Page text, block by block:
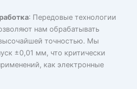
: Передовые технологии
нам обрабатывать
точностью. Мы
±0,01 мм, что критически
как электронные